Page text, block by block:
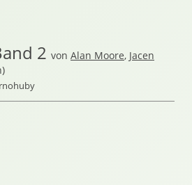
2 von Alan Moore, Jacen